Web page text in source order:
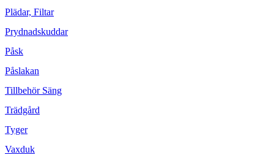
Plädar, Filtar
Prydnadskuddar
Påsk
Påslakan
Tillbehör Säng
Trädgård
Tyger
Vaxduk